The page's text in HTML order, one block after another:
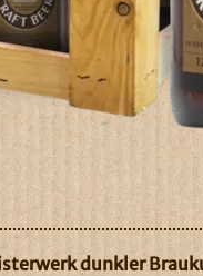
dunkler